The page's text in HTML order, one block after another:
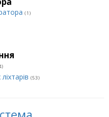
(1)
(53)